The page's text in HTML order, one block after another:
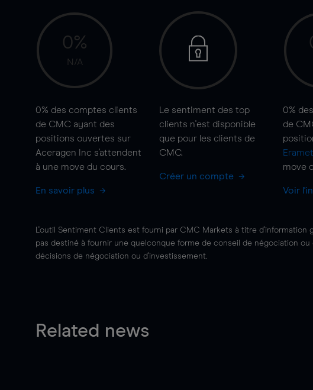
0%
N/A
0% des comptes clients
de CMC ayant des
positions ouvertes sur
Aceragen Inc s'attendent
à une move du cours.
En savoir plus
Le sentiment des top
clients n'est disponible
que pour les clients de
CMC.
Créer un compte
0%
de
Eramet
move
Voir
L'outil Sentiment Clients est fourni par CMC Markets à titre
pas destiné à fournir une quelconque forme de conseil de négociation
décisions de négociation ou d'investissement.
Related news